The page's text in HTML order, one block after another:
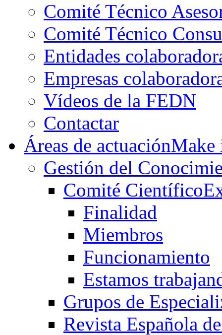
Comité Técnico
Comité Técnico
Entidades
Empresas
Vídeos de la FEDN
Contactar
Áreas de actuación
Gestión del
Comité Científico
Finalidad
Miembros
Funcionamiento
Estamos
Grupos de
Revista Española